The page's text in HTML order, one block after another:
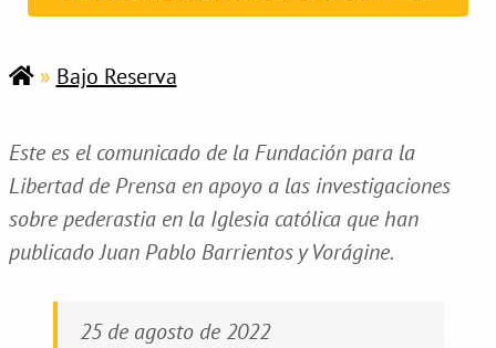
» Bajo Reserva
Este es el comunicado de la Fundación para la
Libertad de Prensa en apoyo a las investigaciones
sobre pederastia en la Iglesia católica que han
publicado Juan Pablo Barrientos y Vorágine.
25 de agosto de 2022